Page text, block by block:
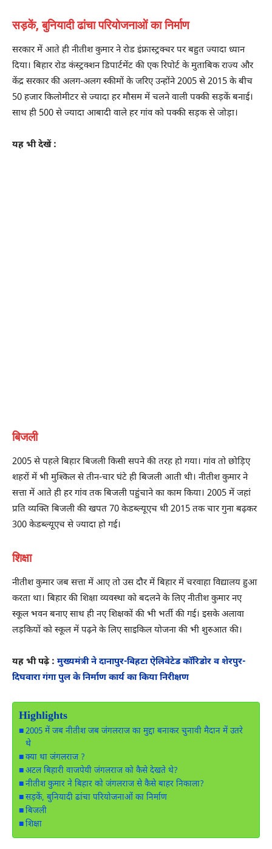
सड़कें, बुनियादी ढांचा परियोजनाओं का निर्माण
सरकार में आते ही नीतीश कुमार ने रोड इंफ्रास्ट्रक्चर पर बहुत ज्यादा ध्यान
दिया। बिहार रोड कंस्ट्रक्शन डिपार्टमेंट की एक रिपोर्ट के मुताबिक राज्य और
केंद्र सरकार की अलग-अलग स्कीमों के जरिए उन्होंने 2005 से 2015 के बीच
50 हजार किलोमीटर से ज्यादा हर मौसम में चलने वाली पक्की सड़कें बनाई।
साथ ही 500 से ज्यादा आबादी वाले हर गांव को पक्की सड़क से जोड़ा।
यह भी देखें :
बिजली
2005 से पहले बिहार बिजली किसी सपने की तरह हो गया। गांव तो छोड़िए
शहरों में भी मुश्किल से तीन-चार घंटे ही बिजली आती थी। नीतीश कुमार ने
सत्ता में आते ही हर गांव तक बिजली पहुंचाने का काम किया। 2005 में जहां
प्रति व्यक्ति बिजली की खपत 70 केडब्ल्यूएच थी 2015 तक चार गुना बढ़कर
300 केडब्ल्यूएच से ज्यादा हो गई।
शिक्षा
नीतीश कुमार जब सत्ता में आए तो उस दौर में बिहार में चरवाहा विद्यालय हुआ
करता था। बिहार की शिक्षा व्यवस्था को बदलने के लिए नीतीश कुमार नए
स्कूल भवन बनाए साथ ही नए शिक्षकों की भी भर्ती की गई। इसके अलावा
लड़कियों को स्कूल में पढ़ने के लिए साइकिल योजना की भी शुरुआत की।
यह भी पढ़े : मुख्यमंत्री ने दानापुर-बिहटा ऐलिवेटेड कॉरिडोर व शेरपुर-
दिघवारा गंगा पुल के निर्माण कार्य का किया निरीक्षण
Highlights
2005 में जब नीतीश जब जंगलराज का मुद्दा बनाकर चुनावी मैदान में उतरे
थे
क्या था जंगलराज ?
अटल बिहारी वाजपेयी जंगलराज को कैसे देखते थे?
नीतीश कुमार ने बिहार को जंगलराज से कैसे बाहर निकाला?
सड़कें, बुनियादी ढांचा परियोजनाओं का निर्माण
बिजली
शिक्षा